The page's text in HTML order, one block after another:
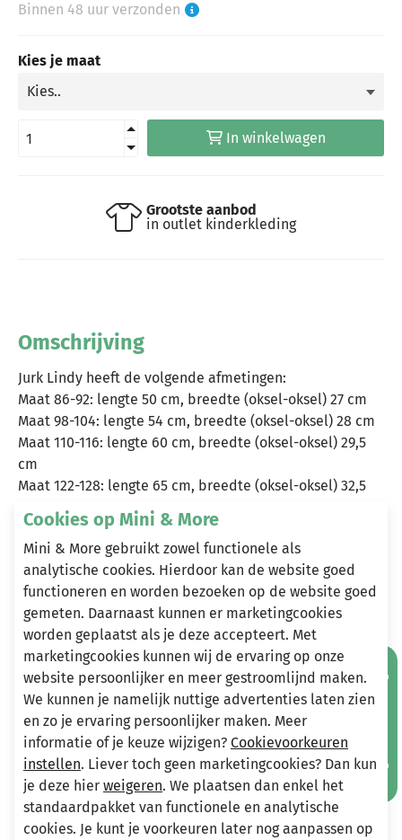
Binnen 48 uur verzonden
Kies je maat
In winkelwagen
Grootste aanbod
in outlet kinderkleding
Omschrijving
Jurk Lindy heeft de volgende afmetingen:
Maat 86-92: lengte 50 cm, breedte (oksel-oksel) 27 cm
Maat 98-104: lengte 54 cm, breedte (oksel-oksel) 28 cm
Maat 110-116: lengte 60 cm, breedte (oksel-oksel) 29,5
cm
Maat 122-128: lengte 65 cm, breedte (oksel-oksel) 32,5
Maat 134-140: lengte 71 cm, breedte (oksel-oksel) 35 cm
Maat 146-152: lengte 76 cm, breedte (oksel-oksel) 38,5
cm
Maat 158-164: lengte 81 cm, breedte (oksel-oksel) 41,5
cm
Deze afmetingen kunnen uiteraard een kleine afwijking
bevatten.
Heeft u vragen?
Stuur een e-mail
info@miniandmore.nl
Mis geen aanbiedingen!
Cookies op Mini & More
Mini & More gebruikt zowel functionele als
analytische cookies. Hierdoor kan de website goed
functioneren en worden bezoeken op de website goed
gemeten. Daarnaast kunnen er marketingcookies
worden geplaatst als je deze accepteert. Met
marketingcookies kunnen wij de ervaring op onze
website persoonlijker en meer gestroomlijnd maken.
We kunnen je namelijk nuttige advertenties laten zien
en zo je ervaring persoonlijker maken. Meer
informatie of je keuze wijzigen? Cookievoorkeuren
instellen. Liever toch geen marketingcookies? Dan kun
je deze hier weigeren. We plaatsen dan enkel het
standaardpakket van functionele en analytische
cookies. Je kunt je voorkeuren later nog aanpassen op